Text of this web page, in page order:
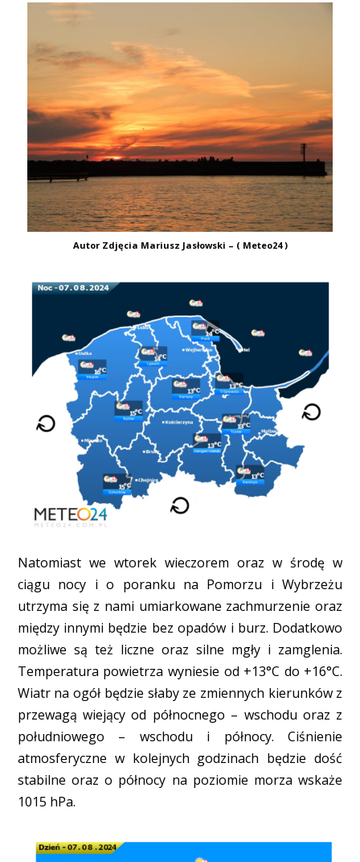
Autor Zdjęcia Mariusz Jasłowski – ( Meteo24 )
Natomiast we wtorek wieczorem oraz w środę w
ciągu nocy i o poranku na Pomorzu i Wybrzeżu
utrzyma się z nami umiarkowane zachmurzenie oraz
między innymi będzie bez opadów i burz. Dodatkowo
możliwe są też liczne oraz silne mgły i zamglenia.
Temperatura powietrza wyniesie od +13°C do +16°C.
Wiatr na ogół będzie słaby ze zmiennych kierunków z
przewagą wiejący od północnego – wschodu oraz z
południowego – wschodu i północy. Ciśnienie
atmosferyczne w kolejnych godzinach będzie dość
stabilne oraz o północy na poziomie morza wskaże
1015 hPa.